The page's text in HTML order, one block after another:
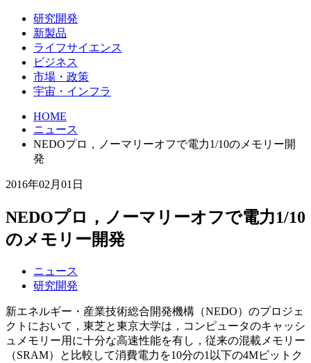
研究開発
新製品
ライフサイエンス
ビジネス
市場・政策
宇宙・インフラ
HOME
ニュース
NEDOプロ，ノーマリーオフで電力1/10のメモリー開
発
2016年02月01日
NEDOプロ，ノーマリーオフで電力1/10
のメモリー開発
ニュース
研究開発
新エネルギー・産業技術総合開発機構（NEDO）のプロジェ
クトにおいて，東芝と東京大学は，コンピュータのキャッシ
ュメモリー用に十分な高速性能を有し，従来の混載メモリー
（SRAM）と比較して消費電力を10分の1以下の4Mビットク